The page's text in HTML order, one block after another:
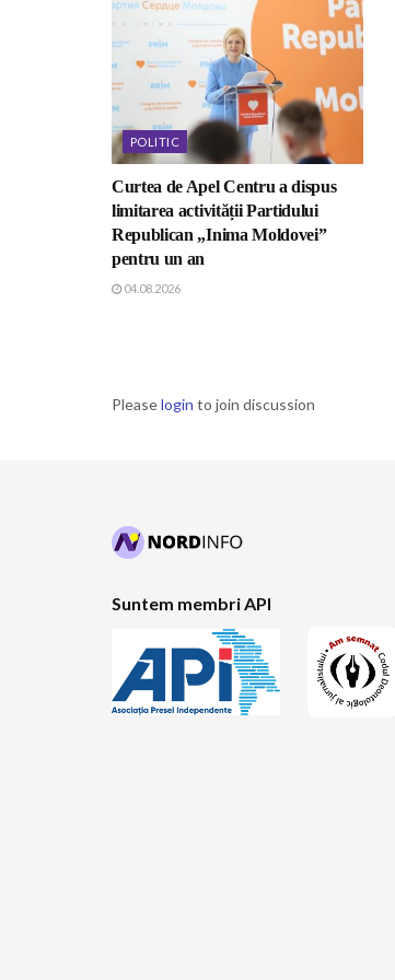
POLITIC
Curtea de Apel Centru a dispus
limitarea activității Partidului
Republican „Inima Moldovei”
pentru un an
04.08.2026
Pleaselogin to join discussion
Suntem membri API